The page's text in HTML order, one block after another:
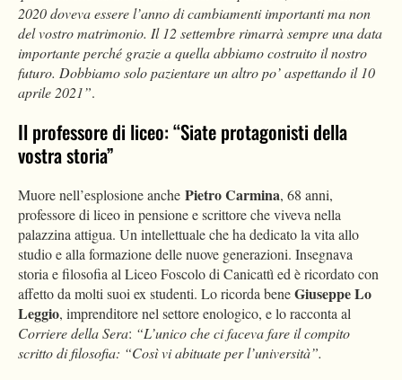
2020 doveva essere l’anno di cambiamenti importanti ma non
del vostro matrimonio. Il 12 settembre rimarrà sempre una data
importante perché grazie a quella abbiamo costruito il nostro
futuro. Dobbiamo solo pazientare un altro po’ aspettando il 10
aprile 2021”.
Il professore di liceo: “Siate protagonisti della
vostra storia”
Muore nell’esplosione anche Pietro Carmina, 68 anni,
professore di liceo in pensione e scrittore che viveva nella
palazzina attigua. Un intellettuale che ha dedicato la vita allo
studio e alla formazione delle nuove generazioni. Insegnava
storia e filosofia al Liceo Foscolo di Canicattì ed è ricordato con
affetto da molti suoi ex studenti. Lo ricorda beneGiuseppe Lo
Leggio, imprenditore nel settore enologico, e lo racconta al
Corriere della Sera: “L’unico che ci faceva fare il compito
scritto di filosofia: “Così vi abituate per l’università”.